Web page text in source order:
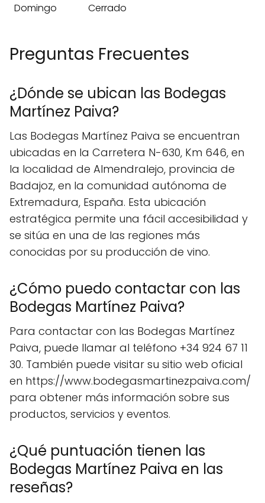
Domingo
Cerrado
Preguntas Frecuentes
¿Dónde se ubican las Bodegas
Martínez Paiva?
Las Bodegas Martínez Paiva se encuentran
ubicadas en la Carretera N-630, Km 646, en
la localidad de Almendralejo, provincia de
Badajoz, en la comunidad autónoma de
Extremadura, España. Esta ubicación
estratégica permite una fácil accesibilidad y
se sitúa en una de las regiones más
conocidas por su producción de vino.
¿Cómo puedo contactar con las
Bodegas Martínez Paiva?
Para contactar con las Bodegas Martínez
Paiva, puede llamar al teléfono +34 924 67 11
30. También puede visitar su sitio web oficial
en https://www.bodegasmartinezpaiva.com/
para obtener más información sobre sus
productos, servicios y eventos.
¿Qué puntuación tienen las
Bodegas Martínez Paiva en las
reseñas?